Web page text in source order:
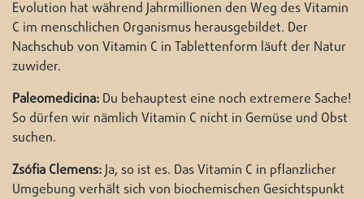
Evolution hat während Jahrmillionen den Weg des Vitamin
C im menschlichen Organismus herausgebildet. Der
Nachschub von Vitamin C in Tablettenform läuft der Natur
zuwider.
Paleomedicina: Du behauptest eine noch extremere Sache!
So dürfen wir nämlich Vitamin C nicht in Gemüse und Obst
suchen.
Zsófia Clemens:Ja, so ist es. Das Vitamin C in pflanzlicher
Umgebung verhält sich von biochemischen Gesichtspunkt